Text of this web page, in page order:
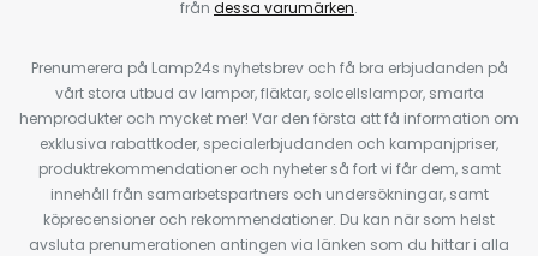
från dessa varumärken.
Prenumerera på Lamp24s nyhetsbrev och få bra erbjudanden på
vårt stora utbud av lampor, fläktar, solcellslampor, smarta
hemprodukter och mycket mer! Var den första att få information om
exklusiva rabattkoder, specialerbjudanden och kampanjpriser,
produktrekommendationer och nyheter så fort vi får dem, samt
innehåll från samarbetspartners och undersökningar, samt
köprecensioner och rekommendationer. Du kan när som helst
avsluta prenumerationen antingen via länken som du hittar i alla